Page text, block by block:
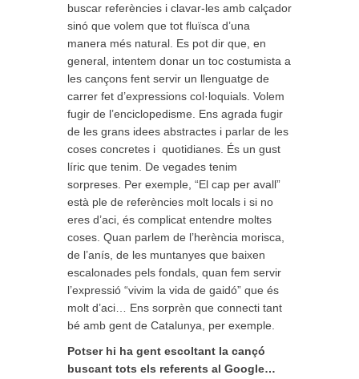
buscar referències i clavar-les amb calçador
sinó que volem que tot fluïsca d’una
manera més natural. Es pot dir que, en
general, intentem donar un toc costumista a
les cançons fent servir un llenguatge de
carrer fet d’expressions col·loquials. Volem
fugir de l’enciclopedisme. Ens agrada fugir
de les grans idees abstractes i parlar de les
coses concretes i quotidianes. És un gust
líric que tenim. De vegades tenim
sorpreses. Per exemple, “El cap per avall”
està ple de referències molt locals i si no
eres d’aci, és complicat entendre moltes
coses. Quan parlem de l’herència morisca,
de l’anís, de les muntanyes que baixen
escalonades pels fondals, quan fem servir
l’expressió “vivim la vida de gaidó” que és
molt d’aci… Ens sorprèn que connecti tant
bé amb gent de Catalunya, per exemple.
Potser hi ha gent escoltant la cançó
buscant tots els referents al Google…